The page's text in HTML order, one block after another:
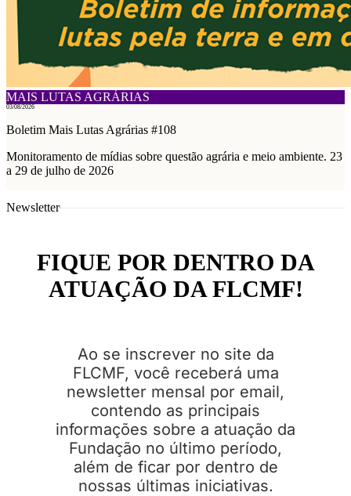
MAIS LUTAS AGRÁRIAS
03/08/2026
Boletim Mais Lutas Agrárias #108
Monitoramento de mídias sobre questão agrária e meio ambiente. 23
a 29 de julho de 2026
Newsletter
FIQUE POR DENTRO DA
ATUAÇÃO DA FLCMF!
Ao se inscrever no site da
FLCMF, você receberá uma
newsletter mensal por email,
contendo as principais
informações sobre a atuação da
Fundação no último período,
além de ficar por dentro de
nossas últimas iniciativas.